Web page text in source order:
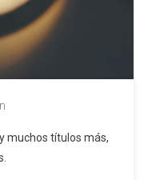
muchos títulos más,